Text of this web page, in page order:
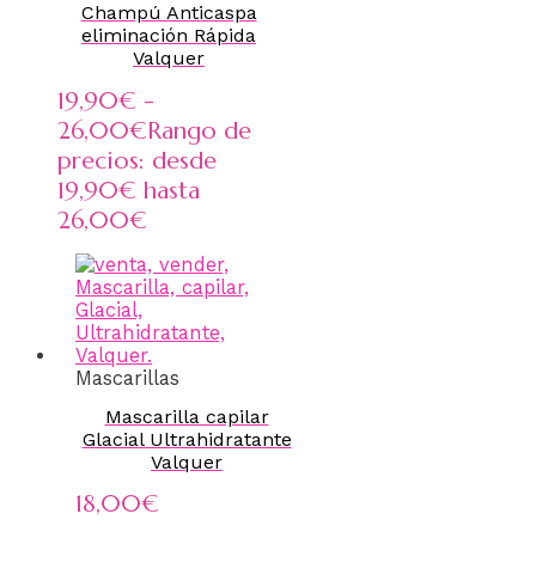
Champú Anticaspa
eliminación Rápida
Valquer
19,90€ -
26,00€Rango de
precios: desde
19,90€ hasta
26,00€
Mascarillas
Mascarilla capilar
Glacial Ultrahidratante
Valquer
18,00€